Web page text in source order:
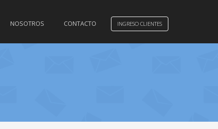
INGRESO CLIENTES
NOSOTROS CONTACTO